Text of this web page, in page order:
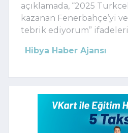
açıklamada, “2025
kazanan Fenerbahçe’yi
tebrik ediyorum”
Hibya Haber Ajansı